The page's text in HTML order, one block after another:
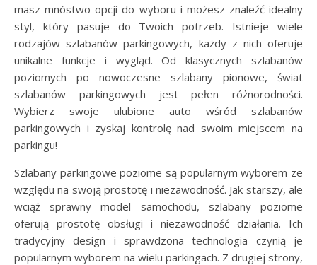
masz mnóstwo opcji do wyboru i możesz znaleźć idealny
styl, który pasuje do Twoich potrzeb. Istnieje wiele
rodzajów szlabanów parkingowych, każdy z nich oferuje
unikalne funkcje i wygląd. Od klasycznych szlabanów
poziomych po nowoczesne szlabany pionowe, świat
szlabanów parkingowych jest pełen różnorodności.
Wybierz swoje ulubione auto wśród szlabanów
parkingowych i zyskaj kontrolę nad swoim miejscem na
parkingu!
Szlabany parkingowe poziome są popularnym wyborem ze
względu na swoją prostotę i niezawodność. Jak starszy, ale
wciąż sprawny model samochodu, szlabany poziome
oferują prostotę obsługi i niezawodność działania. Ich
tradycyjny design i sprawdzona technologia czynią je
popularnym wyborem na wielu parkingach. Z drugiej strony,